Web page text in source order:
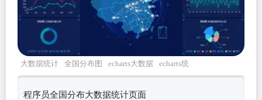
大数据统计 全国分布图 echarts大数据
echarts统
计分析
数据可视化
程序员全国分布大数据统计页面